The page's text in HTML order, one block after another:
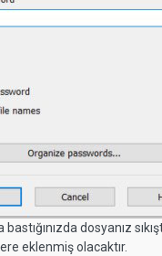
dosyanız
eklenmiş olacaktır.